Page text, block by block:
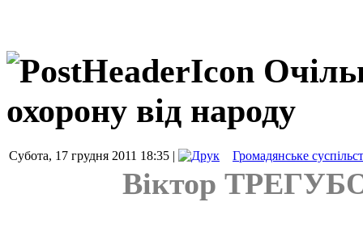
охорону від народу
Субота, 17 грудня 2011 18:35 | Громадянське
Віктор